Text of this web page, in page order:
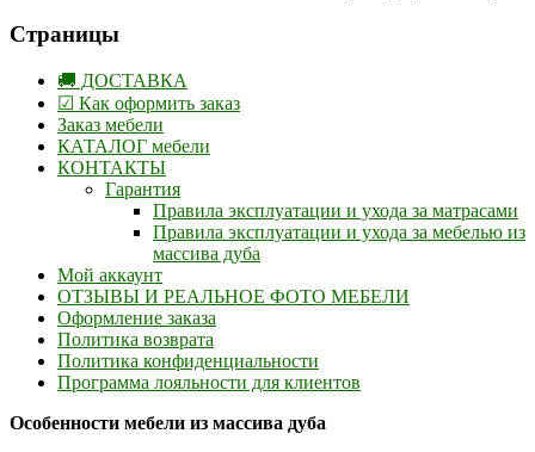
Страницы
🚚 ДОСТАВКА
☑ Как оформить заказ
Заказ мебели
КАТАЛОГ мебели
КОНТАКТЫ
Гарантия
Правила эксплуатации и ухода за матрасами
Правила эксплуатации и ухода за мебелью из
массива дуба
Мой аккаунт
ОТЗЫВЫ И РЕАЛЬНОЕ ФОТО МЕБЕЛИ
Оформление заказа
Политика возврата
Политика конфиденциальности
Программа лояльности для клиентов
Особенности мебели из массива дуба